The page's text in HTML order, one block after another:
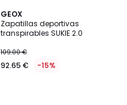
GEOX
Zapatillas deportivas
transpirables SUKIE 2.0
109.00 €
92.65 € -15%